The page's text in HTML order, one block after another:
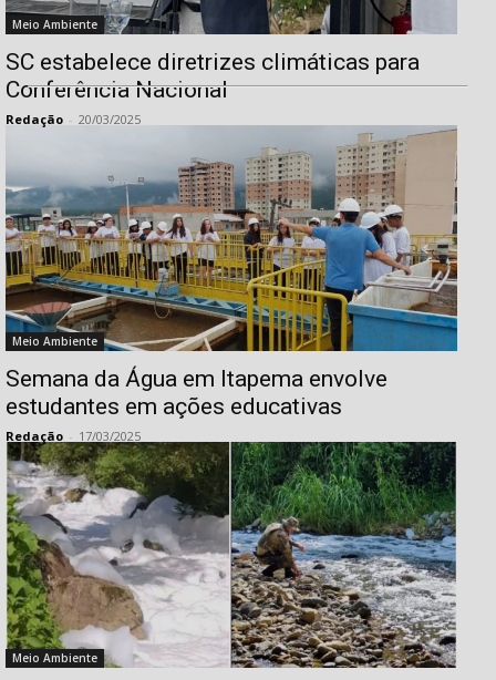
Meio Ambiente
SC estabelece diretrizes climáticas para
Conferência Nacional
Redação - 20/03/2025
Meio Ambiente
Semana da Água em Itapema envolve
estudantes em ações educativas
Redação - 17/03/2025
Meio Ambiente